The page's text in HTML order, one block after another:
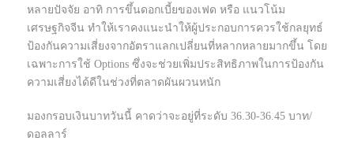
หลายปัจจัย อาทิ การขึ้นดอกเบี้ยของเฟด หรือ แนวโน้ม
เศรษฐกิจจีน ทำให้เราคงแนะนำให้ผู้ประกอบการควรใช้กลยุทธ์
ป้องกันความเสี่ยงจากอัตราแลกเปลี่ยนที่หลากหลายมากขึ้น โดย
เฉพาะการใช้ Options ซึ่งจะช่วยเพิ่มประสิทธิภาพในการป้องกัน
ความเสี่ยงได้ดีในช่วงที่ตลาดผันผวนหนัก
มองกรอบเงินบาทวันนี้ คาดว่าจะอยู่ที่ระดับ 36.30-36.45 บาท/
ดอลลาร์